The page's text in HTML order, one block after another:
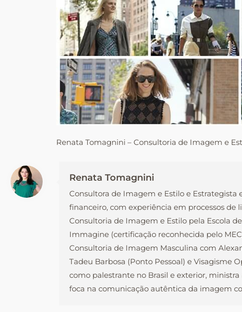
Renata Tomagnini – Consultoria de Imagem e
Renata Tomagnini
Consultora de Imagem e Estilo e Estrategista
financeiro, com experiência em processos de
Consultoria de Imagem e Estilo pela Escola
Immagine (certificação reconhecida pelo
Consultoria de Imagem Masculina com
Tadeu Barbosa (Ponto Pessoal) e Visagisme
como palestrante no Brasil e exterior,
foca na comunicação autêntica da imagem